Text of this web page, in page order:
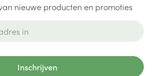
nieuwe producten en promoties
Inschrijven